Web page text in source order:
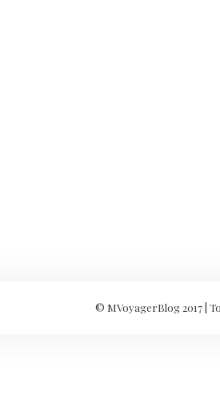
© MVoyagerBlog 2017 |